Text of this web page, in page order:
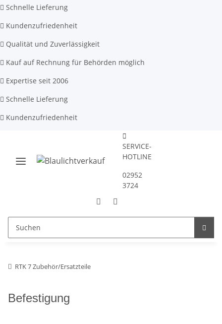
Schnelle Lieferung
Kundenzufriedenheit
Qualität und Zuverlässigkeit
Kauf auf Rechnung für Behörden möglich
Expertise seit 2006
Schnelle Lieferung
Kundenzufriedenheit
SERVICE-
HOTLINE
02952
3724
RTK 7 Zubehör/Ersatzteile
Befestigung